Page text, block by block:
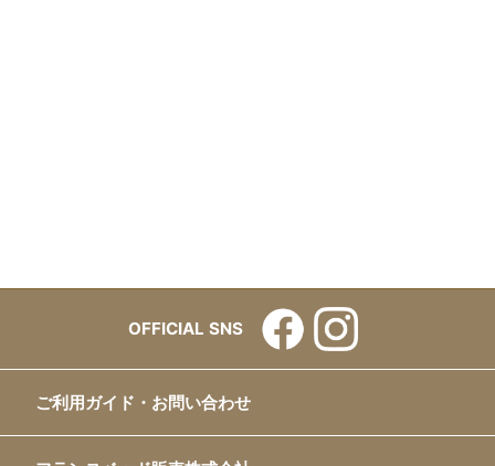
OFFICIAL SNS
ご利用ガイド・お問い合わせ